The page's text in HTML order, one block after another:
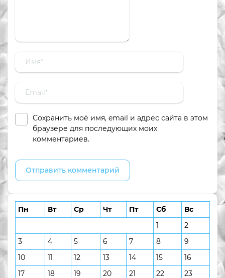
Сохранить моё имя, email и адрес сайта в этом
браузере для последующих моих
комментариев.
Пн Вт Ср Чт Пт Сб
Вс
1
2
3
4 5 6 7 8
9
10
11 12 13 14 15
16
17
18 19 20 21 22 23